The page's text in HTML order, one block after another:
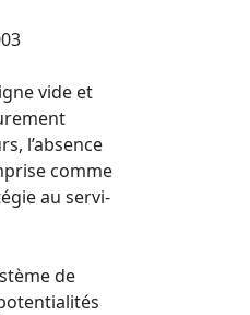
vide et
l’absence
comme
au servi-
de